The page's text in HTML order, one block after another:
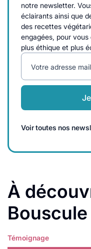
notre newsletter.
éclairants ainsi que
des recettes
engagées, pour
plus éthique et plus
Votre adresse mail
Voir toutes nos
À
Bouscule
Témoignage
Lire plus